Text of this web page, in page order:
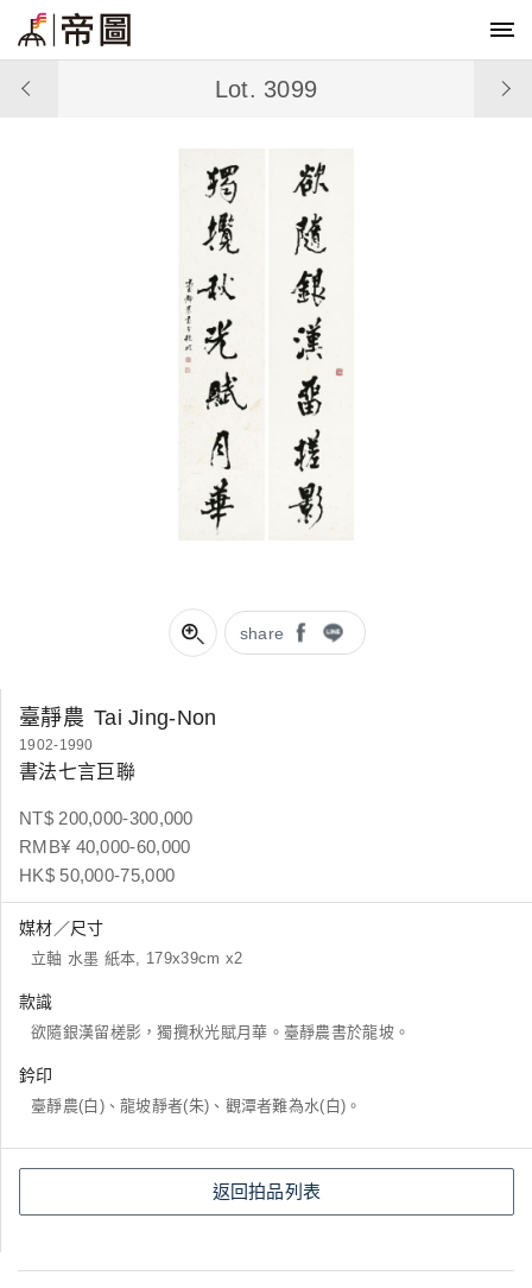
share
Lot. 3099
臺靜農 Tai Jing-Non
1902-1990
書法七言巨聯
NT$ 200,000-300,000
RMB¥ 40,000-60,000
HK$ 50,000-75,000
媒材／尺寸
立軸 水墨 紙本, 179x39cm x2
款識
欲隨銀漢留槎影，獨攬秋光賦月華。臺靜農書於龍坡。
鈐印
臺靜農(白)、龍坡靜者(朱)、觀潭者難為水(白)。
返回拍品列表